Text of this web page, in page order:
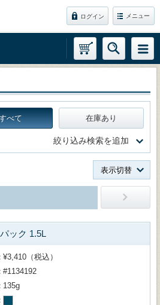
ログイン メニュー
べて 在庫あり
絞り込み検索を追加
表示切替
ック 1.5L
¥3,410（税込）
#1134192
135g